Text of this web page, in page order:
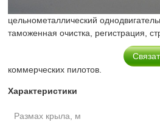
цельнометаллический
таможенная очистка, регистрация,
коммерческих пилотов.
Характеристики
Размах крыла, м